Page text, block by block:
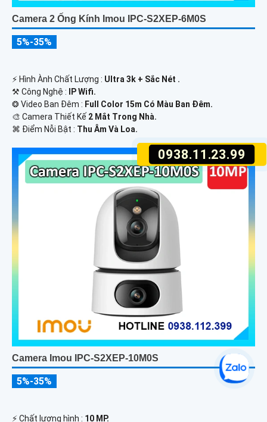
0938.11.23.99
Camera 2 Ống Kính Imou IPC-S2XEP-6M0S
5%-35%
️⚡ Hình Ành Chất Lượng : Ultra 3k + Sắc Nét .
⚒ Công Nghệ :
IP Wifi.
❂ Video Ban Đêm : Full Color 15m Có Màu Ban Ðêm.
🎨 Camera Thiết Kế 2 Mắt Trong Nhà.
️⌘ Điểm Nỗi Bật : Thu Âm Và Loa.
Camera Imou IPC-S2XEP-10M0S
5%-35%
️⚡ Chất lượng hình : 10 MP.